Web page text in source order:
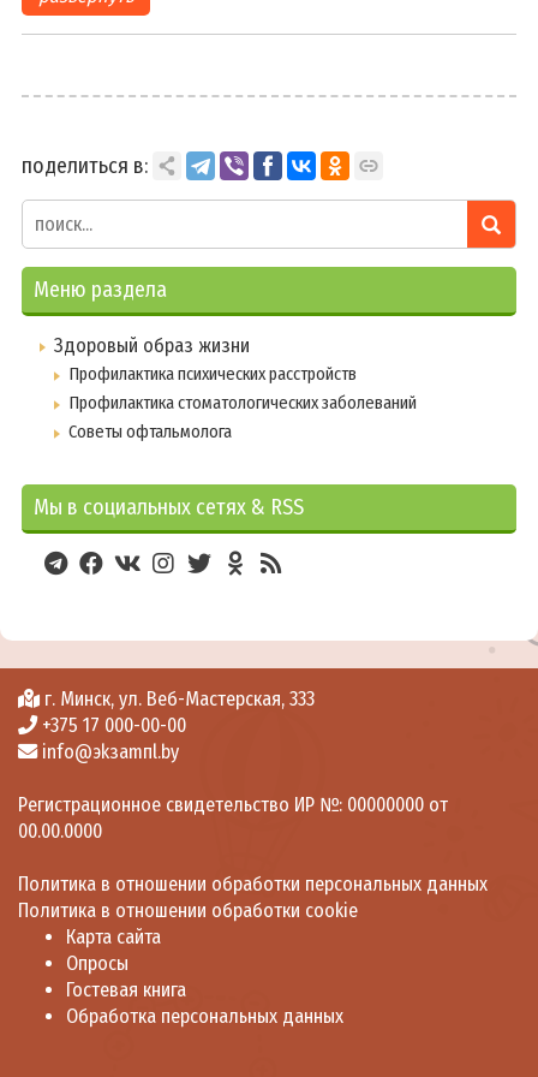
Портал рейтинговой оценки
Наши проекты
Заботливая поликлиника
Зеленая школа
Спорт для Всех
Наши достижения
Предметные олимпиады и НПК
Конкурсы, выставки и фестивали
Шестой школьный день
Планы мероприятий
Организация приема в 1 классы
Планируемое количество мест
График приема приемной комиссии
Перечень документов
Платные услуги
Гидротерапия
Массаж
Лечебная физкультура
поделиться в:
Меню раздела
Здоровый образ жизни
Профилактика психических расстройств
Профилактика стоматологических заболеваний
Советы офтальмолога
Мы в социальных сетях & RSS
г. Минск, ул. Веб-Мастерская, 333
+375 17 000-00-00
info@эkзamпl.by
Регистрационное свидетельство ИР №: 00000000 от
00.00.0000
Политика в отношении обработки персональных данных
Политика в отношении обработки cookie
Карта сайта
Опросы
Гостевая книга
Обработка персональных данных